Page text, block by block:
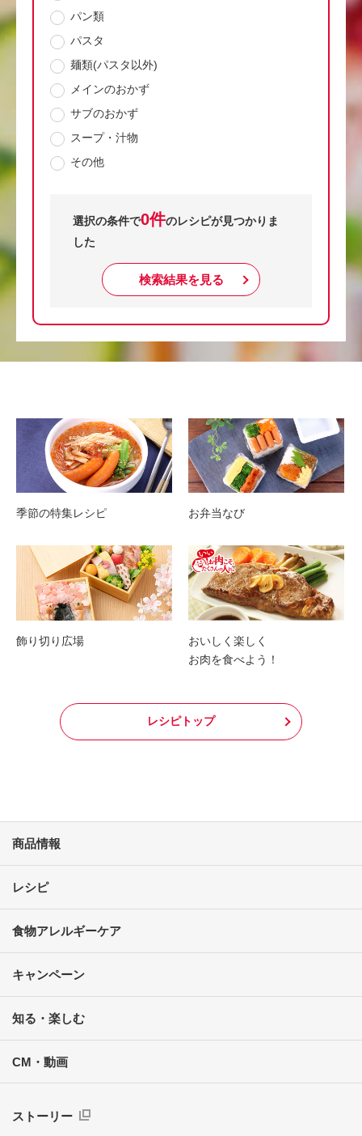
パン類
パスタ
麺類(パスタ以外)
メインのおかず
サブのおかず
スープ・汁物
その他
選択の条件で0件のレシピが見つかりま
した
検索結果を見る
季節の特集レシピ お弁当なび
飾り切り広場
おいしく楽しく
お肉を食べよう！
レシピトップ
商品情報
レシピ
食物アレルギーケア
キャンペーン
知る・楽しむ
CM・動画
ストーリー